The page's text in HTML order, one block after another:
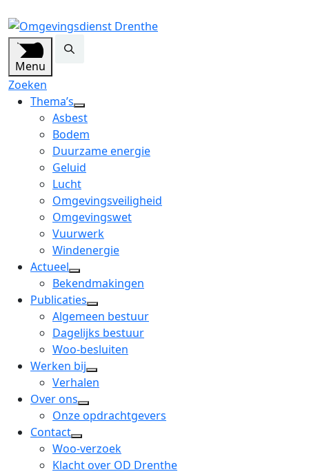
Menu
Zoeken
Thema’s
open
dropdown
menu
Asbest
Bodem
Duurzame energie
Geluid
Lucht
Omgevingsveiligheid
Omgevingswet
Vuurwerk
Windenergie
Actueel
open
dropdown
menu
Bekendmakingen
Publicaties
open
dropdown
menu
Algemeen bestuur
Dagelijks bestuur
Woo-besluiten
Werken bij
open
menu
Verhalen
Over ons
open
dropdown
menu
Onze opdrachtgevers
Contact
open
dropdown
Woo-verzoek
Klacht over OD Drenthe